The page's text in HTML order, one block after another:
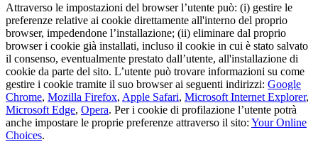
Attraverso le impostazioni del browser l’utente può: (i) gestire le
preferenze relative ai cookie direttamente all'interno del proprio
browser, impedendone l’installazione; (ii) eliminare dal proprio
browser i cookie già installati, incluso il cookie in cui è stato salvato
il consenso, eventualmente prestato dall’utente, all'installazione di
cookie da parte del sito. L’utente può trovare informazioni su come
gestire i cookie tramite il suo browser ai seguenti indirizzi: Google
Chrome, Mozilla Firefox, Apple Safari, Microsoft Internet Explorer,
Microsoft Edge, Opera. Per i cookie di profilazione l’utente potrà
anche impostare le proprie preferenze attraverso il sito: Your Online
Choices.